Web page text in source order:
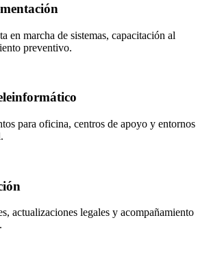
en marcha de sistemas, capacitación al
preventivo.
para oficina, centros de apoyo y entornos
actualizaciones legales y acompañamiento